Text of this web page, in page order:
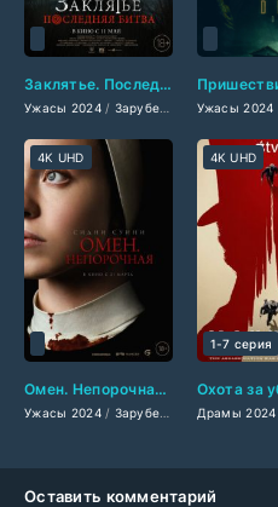
Заклятье. Последняя битва (2024)
Ужасы 2024/ Зарубежные фильмы 2024 Ужасы 2024
Омен. Непорочная (2024)
Ужасы 2024/ Зарубежные фильмы 2024
4K UHD
Драмы 2024
4K UHD
1-7 серия
Оставить комментарий